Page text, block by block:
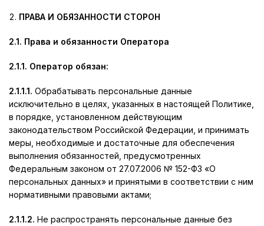
ПРАВА И ОБЯЗАННОСТИ СТОРОН
2.1. Права и обязанности Оператора
2.1.1. Оператор обязан:
2.1.1.1. Обрабатывать персональные данные
исключительно в целях, указанных в настоящей Политике,
в порядке, установленном действующим
законодательством Российской Федерации, и принимать
меры, необходимые и достаточные для обеспечения
выполнения обязанностей, предусмотренных
Федеральным законом от 27.07.2006 № 152-ФЗ «О
персональных данных» и принятыми в соответствии с ним
нормативными правовыми актами;
2.1.1.2. Не распространять персональные данные без